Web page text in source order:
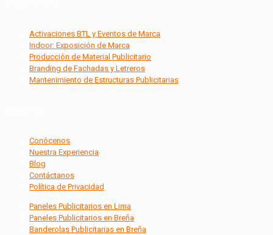
Activaciones BTL y Eventos de Marca
Indoor: Exposición de Marca
Producción de Material Publicitario
Branding de Fachadas y Letreros
Mantenimiento de Estructuras Publicitarias
Conócenos
Nuestra Experiencia
Blog
Contáctanos
Política de Privacidad
Paneles Publicitarios en Lima
Paneles Publicitarios en Breña
Banderolas Publicitarias en Breña